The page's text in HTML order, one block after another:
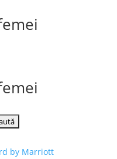
by Marriott